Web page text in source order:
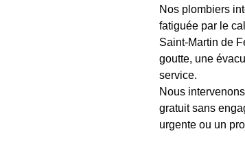
Nos plombiers
fatiguée par le
Saint-Martin de
goutte, une
service.
Nous
gratuit sans
urgente ou un